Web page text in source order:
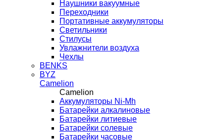
Наушники вакуумные
Переходники
Портативные аккумуляторы
Светильники
Стилусы
Увлажнители воздуха
Чехлы
BENKS
BYZ
Camelion
Camelion
Аккумуляторы Ni-Mh
Батарейки алкалиновые
Батарейки литиевые
Батарейки солевые
Батарейки часовые